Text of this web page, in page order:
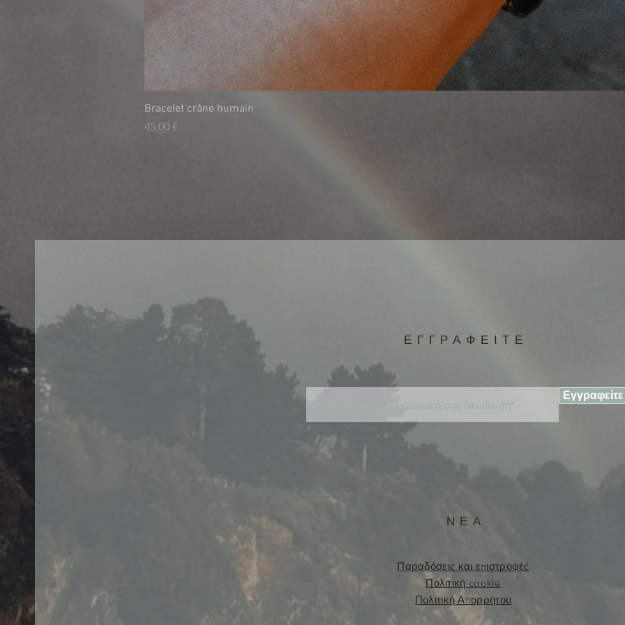
Bracelet crâne humain
Τιμή
45,00 €
ΕΓΓΡΑΦΕΙΤΕ
Εγγραφείτε
ΝΕΑ
Παραδόσεις και επιστροφές
Πολιτική cookie
Πολιτική Απορρήτου